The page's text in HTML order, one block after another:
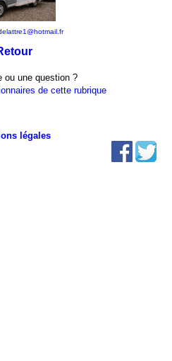
ou une question ?
de cette rubrique
légales